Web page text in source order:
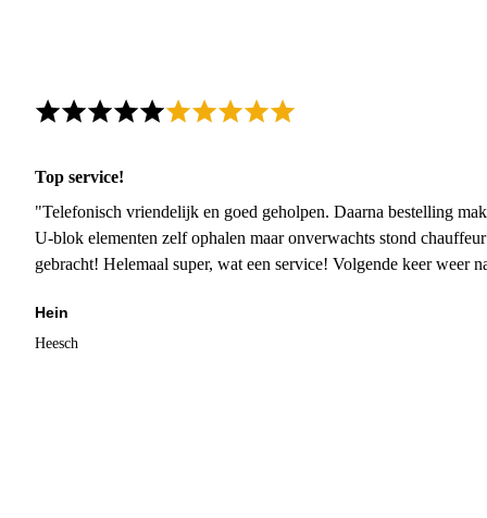
Top service!
"Telefonisch vriendelijk en goed geholpen. Daarna bestelling
U-blok elementen zelf ophalen maar onverwachts stond
gebracht! Helemaal super, wat een service! Volgende keer weer
Hein
Heesch